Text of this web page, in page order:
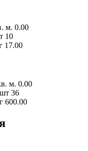
м. 0.00
10
17.00
м. 0.00
36
600.00